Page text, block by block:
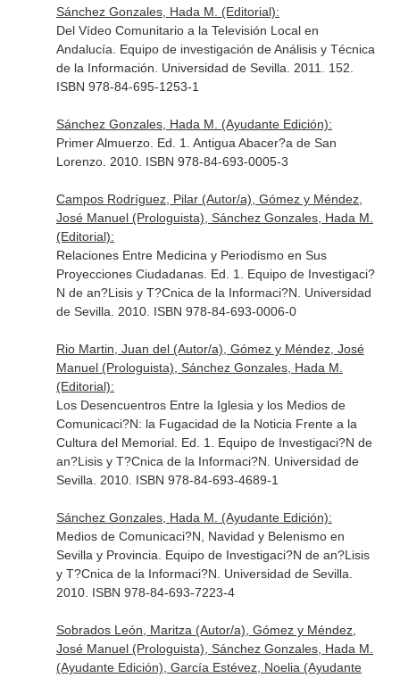
Sánchez Gonzales, Hada M. (Editorial):
Del Vídeo Comunitario a la Televisión Local en
Andalucía. Equipo de investigación de Análisis y Técnica
de la Información. Universidad de Sevilla. 2011. 152.
ISBN 978-84-695-1253-1
Sánchez Gonzales, Hada M. (Ayudante Edición):
Primer Almuerzo. Ed. 1. Antigua Abacer?a de San
Lorenzo. 2010. ISBN 978-84-693-0005-3
Campos Rodríguez, Pilar (Autor/a), Gómez y Méndez,
José Manuel (Prologuista), Sánchez Gonzales, Hada M.
(Editorial):
Relaciones Entre Medicina y Periodismo en Sus
Proyecciones Ciudadanas. Ed. 1. Equipo de Investigaci?
N de an?Lisis y T?Cnica de la Informaci?N. Universidad
de Sevilla. 2010. ISBN 978-84-693-0006-0
Rio Martin, Juan del (Autor/a), Gómez y Méndez, José
Manuel (Prologuista), Sánchez Gonzales, Hada M.
(Editorial):
Los Desencuentros Entre la Iglesia y los Medios de
Comunicaci?N: la Fugacidad de la Noticia Frente a la
Cultura del Memorial. Ed. 1. Equipo de Investigaci?N de
an?Lisis y T?Cnica de la Informaci?N. Universidad de
Sevilla. 2010. ISBN 978-84-693-4689-1
Sánchez Gonzales, Hada M. (Ayudante Edición):
Medios de Comunicaci?N, Navidad y Belenismo en
Sevilla y Provincia. Equipo de Investigaci?N de an?Lisis
y T?Cnica de la Informaci?N. Universidad de Sevilla.
2010. ISBN 978-84-693-7223-4
Sobrados León, Maritza (Autor/a), Gómez y Méndez,
José Manuel (Prologuista), Sánchez Gonzales, Hada M.
(Ayudante Edición), García Estévez, Noelia (Ayudante